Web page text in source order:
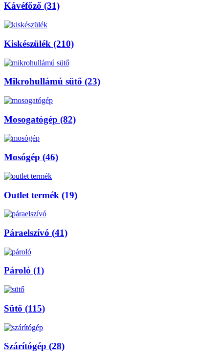
Kávéfőző (31)
Kiskészülék (210)
Mikrohullámú sütő (23)
Mosogatógép (82)
Mosógép (46)
Outlet termék (19)
Páraelszívó (41)
Pároló (1)
Sütő (115)
Szárítógép (28)